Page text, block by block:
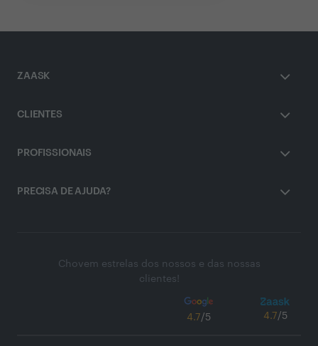
ZAASK
CLIENTES
PROFISSIONAIS
PRECISA DE AJUDA?
Chovem estrelas dos nossos e das nossas
clientes!
4.7/5 4.7/5